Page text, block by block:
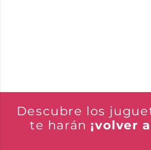
Descubre los
te harán ¡volver